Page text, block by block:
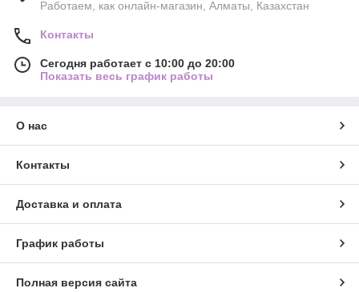
Работаем, как онлайн-магазин, Алматы, Казахстан
Контакты
Сегодня работает с 10:00 до 20:00
Показать весь график работы
О нас
Контакты
Доставка и оплата
График работы
Полная версия сайта